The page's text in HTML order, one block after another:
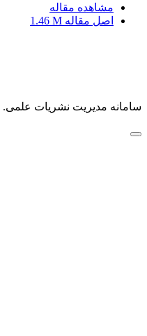
مشاهده مقاله
اصل مقاله 1.46 M
سامانه مدیریت نشریات علمی.